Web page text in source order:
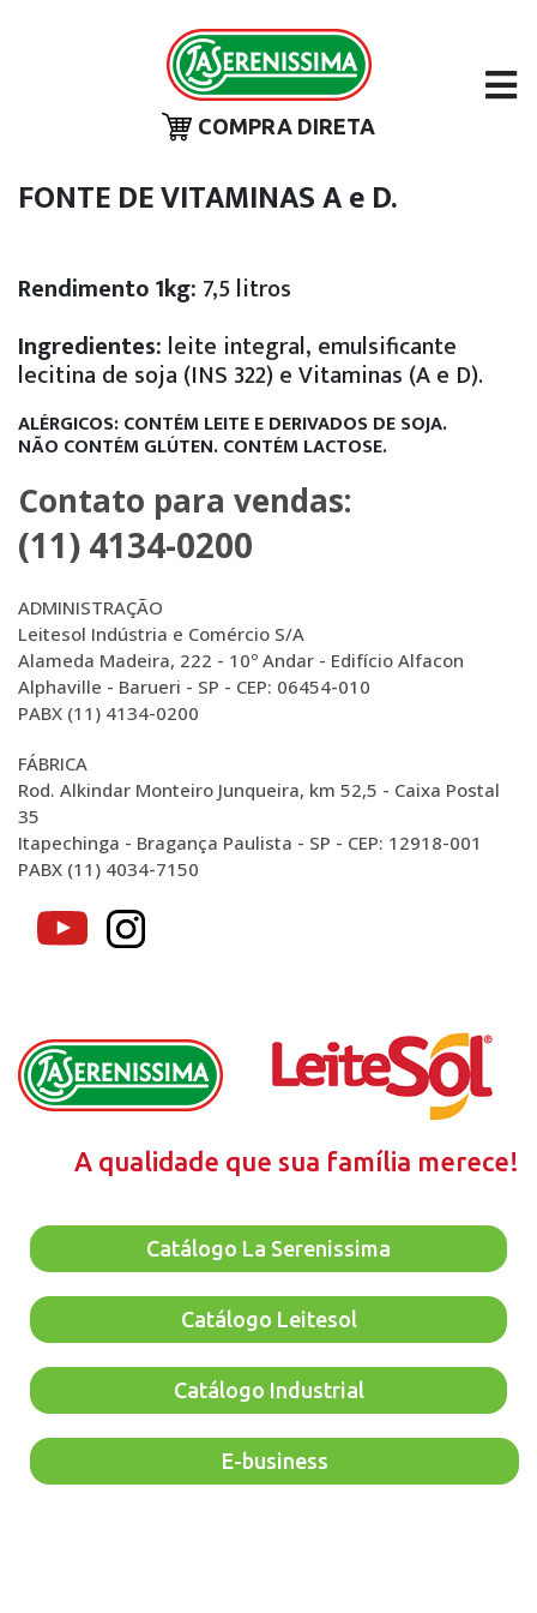
COMPRA DIRETA
FONTE DE VITAMINAS A e D.
Rendimento 1kg: 7,5 litros
Ingredientes: leite integral, emulsificante
lecitina de soja (INS 322) e Vitaminas (A e D).
ALÉRGICOS: CONTÉM LEITE E DERIVADOS DE SOJA.
NÃO CONTÉM GLÚTEN.CONTÉM LACTOSE.
Contato para vendas:
(11) 4134-0200
ADMINISTRAÇÃO
Leitesol Indústria e Comércio S/A
Alameda Madeira, 222 - 10º Andar - Edifício Alfacon
Alphaville - Barueri - SP - CEP: 06454-010
PABX (11) 4134-0200
FÁBRICA
Rod. Alkindar Monteiro Junqueira, km 52,5 - Caixa Postal
35
Itapechinga - Bragança Paulista - SP - CEP: 12918-001
PABX (11) 4034-7150
A qualidade que sua família merece!
Catálogo La Serenissima
Catálogo Leitesol
Catálogo Industrial
E-business